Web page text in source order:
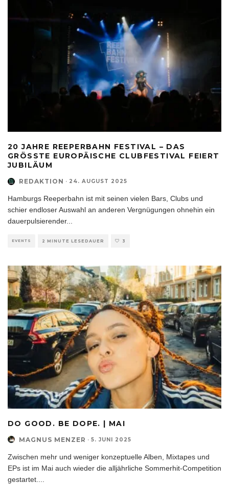
20 JAHRE REEPERBAHN FESTIVAL – DAS
GRÖSSTE EUROPÄISCHE CLUBFESTIVAL FEIERT J
UBILÄUM
REDAKTION · 24. AUGUST 2025
Hamburgs Reeperbahn ist mit seinen vielen Bars, Clubs und
schier endloser Auswahl an anderen Vergnügungen ohnehin ein
dauerpulsierender...
EVENTS 2 MINUTE LESEDAUER 3
DO GOOD. BE DOPE. | MAI
MAGNUS MENZER · 5. JUNI 2025
Zwischen mehr und weniger konzeptuelle Alben, Mixtapes und
EPs ist im Mai auch wieder die alljährliche Sommerhit-Competition
gestartet.